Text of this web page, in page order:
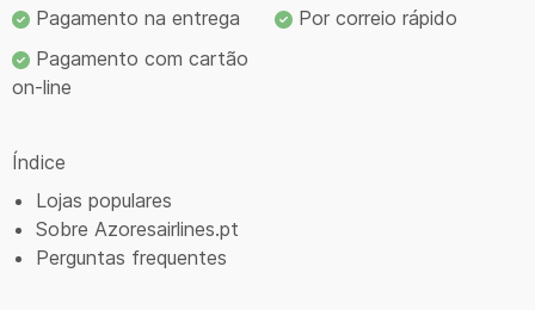
Pagamento na entrega
Pagamento com cartão
on-line
Por correio rápido
Índice
Lojas populares
Sobre Azoresairlines.pt
Perguntas frequentes